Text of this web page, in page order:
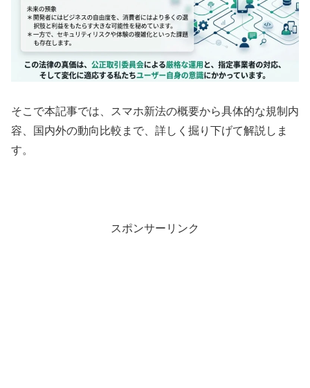
そこで本記事では、スマホ新法の概要から具体的な規制内
容、国内外の動向比較まで、詳しく掘り下げて解説しま
す。
スポンサーリンク